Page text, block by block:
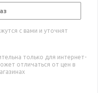
с вами и уточнят
только для интернет-
отличаться от цен в